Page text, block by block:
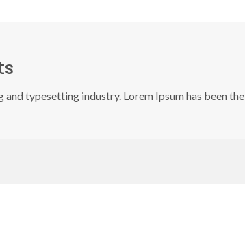
typesetting industry. Lorem Ipsum has been the